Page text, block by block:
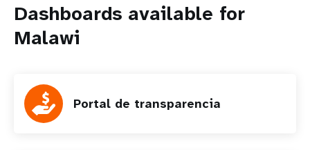
Dashboards available for
Malawi
Portal de transparencia